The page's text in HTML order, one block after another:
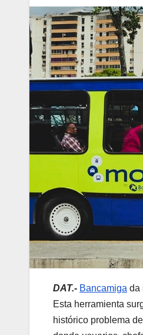
DAT.- Bancamiga da
Esta herramienta
histórico problema